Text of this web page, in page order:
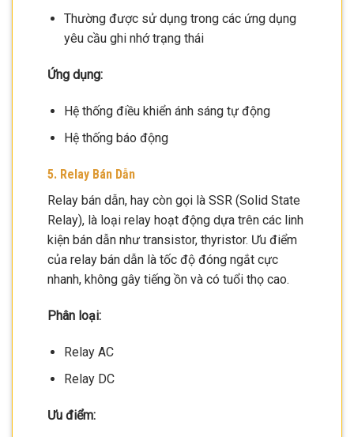
Thường được sử dụng trong các ứng dụng
yêu cầu ghi nhớ trạng thái
Ứng dụng:
Hệ thống điều khiển ánh sáng tự động
Hệ thống báo động
5. Relay Bán Dẫn
Relay bán dẫn, hay còn gọi là SSR (Solid State
Relay), là loại relay hoạt động dựa trên các linh
kiện bán dẫn như transistor, thyristor. Ưu điểm
của relay bán dẫn là tốc độ đóng ngắt cực
nhanh, không gây tiếng ồn và có tuổi thọ cao.
Phân loại:
Relay AC
Relay DC
Ưu điểm: